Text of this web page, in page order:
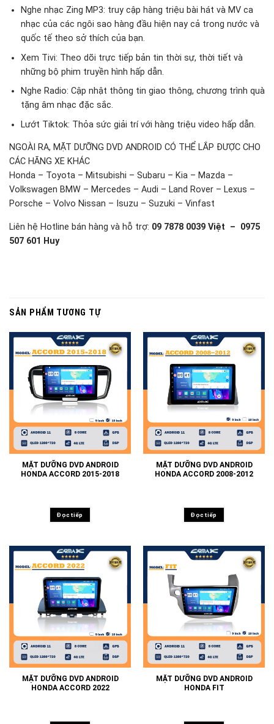
Nghe nhạc Zing MP3: truy cập hàng triệu bài hát và MV ca
nhạc của các ngôi sao hàng đầu hiện nay cả trong nước và
quốc tế theo sở thích của bạn.
Xem Tivi: Theo dõi trực tiếp bản tin thời sự, thời tiết và
những bộ phim truyền hình hấp dẫn.
Nghe Radio: Cập nhật thông tin giao thông, chương trình quà
tặng âm nhạc đặc sắc.
Lướt Tiktok: Thỏa sức giải trí với hàng triệu video hấp dẫn.
NGOÀI RA, MẶT DƯỠNG DVD ANDROID CÓ THỂ LẮP ĐƯỢC CHO
CÁC HÃNG XE KHÁC
Honda – Toyota – Mitsubishi – Subaru – Kia – Mazda –
Volkswagen BMW – Mercedes – Audi – Land Rover – Lexus –
Porsche – Volvo Nissan – Isuzu – Suzuki – Vinfast
Liên hệ Hotline bán hàng và hỗ trợ: 09 7878 0039 Việt – 0975
507 601 Huy
SẢN PHẨM TƯƠNG TỰ
MẶT DƯỠNG DVD ANDROID
HONDA ACCORD 2015-2018
Đọc tiếp
MẶT DƯỠNG DVD ANDROID
HONDA ACCORD 2008-2012
Đọc tiếp
MẶT DƯỠNG DVD ANDROID
HONDA ACCORD 2022
MẶT DƯỠNG DVD ANDROID
HONDA FIT